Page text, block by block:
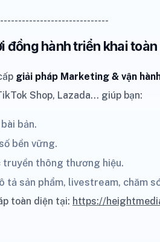
đồng hành triển khai
giải pháp Marketing & vận
Shop, Lazada… giúp bạn:
bản.
bền vững.
thông thương hiệu.
tả sản phẩm, livestream, chăm
toàn diện tại: https://